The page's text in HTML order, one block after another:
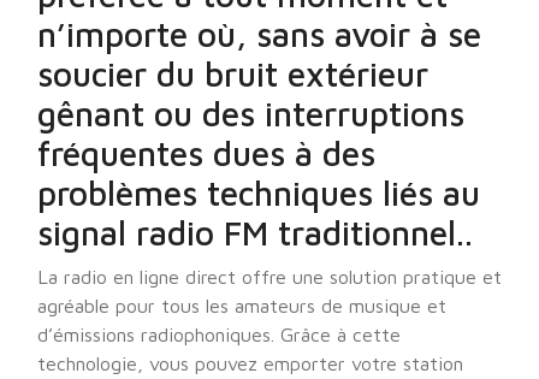
n’importe où, sans avoir à se
soucier du bruit extérieur
gênant ou des interruptions
fréquentes dues à des
problèmes techniques liés au
signal radio FM traditionnel..
La radio en ligne direct offre une solution pratique et
agréable pour tous les amateurs de musique et
d’émissions radiophoniques. Grâce à cette
technologie, vous pouvez emporter votre station